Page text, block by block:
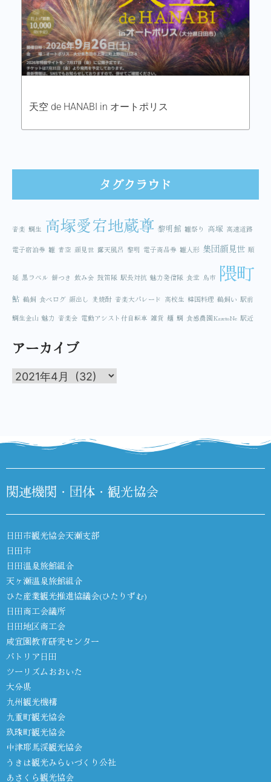
天空 de HANABI in オートポリス
タグクラウド
音楽 鯛生 高塚愛宕地蔵尊 黎明館 雛祭り 高塚 高速道路
電子宿泊券 雛 青空 顔見世 露天風呂 黎明 電子商品券 雛人形 集団顔見世 順
延 黒ラベル 餅つき 飲み会 鼓笛隊 駅長対抗 魅力発信隊 食堂 鳥市 隈町
鮎 鵜飼 食べログ 顔出し 麦焼酎 音楽大パレード 高校生 韓国料理 鵜飼い 駅前
鯛生金山 魅力 音楽会 電動アシスト付自転車 雑貨 麺 鯛 食感農園KazetoNe 駅近
アーカイブ
関連機関・団体・観光協会
日田市観光協会天瀬支部
日田市
日田温泉旅館組合
天ヶ瀬温泉旅館組合
ひた産業観光推進協議会(ひたりずむ)
日田商工会議所
日田地区商工会
咸宜園教育研究センター
パトリア日田
ツーリズムおおいた
大分県
九州観光機構
九重町観光協会
玖珠町観光協会
中津耶馬渓観光協会
うきは観光みらいづくり公社
あさくら観光協会